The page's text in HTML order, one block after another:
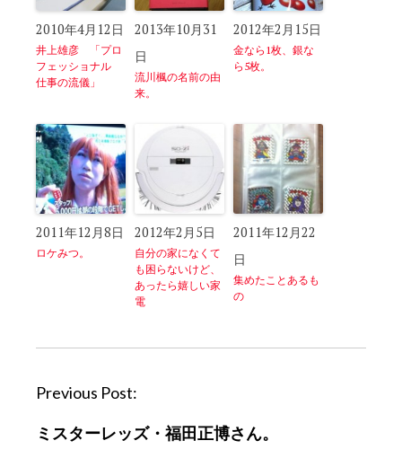
2010年4月12日
井上雄彦 「プロ
フェッショナル
仕事の流儀」
2013年10月31
日
流川楓の名前の由
来。
2012年2月15日
金なら1枚、銀な
ら5枚。
2011年12月8日
ロケみつ。
2012年2月5日
自分の家になくて
も困らないけど、
あったら嬉しい家
電
2011年12月22
日
集めたことあるも
の
P
s
Previous Post:
ミスターレッズ・福田正博さん。